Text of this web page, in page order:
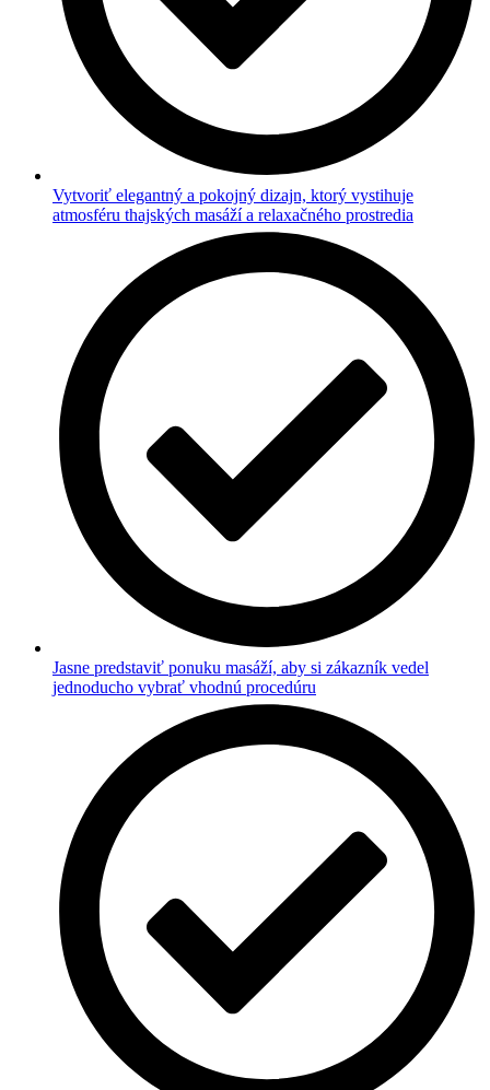
Vytvoriť elegantný a pokojný dizajn, ktorý vystihuje
atmosféru thajských masáží a relaxačného prostredia
Jasne predstaviť ponuku masáží, aby si zákazník vedel
jednoducho vybrať vhodnú procedúru